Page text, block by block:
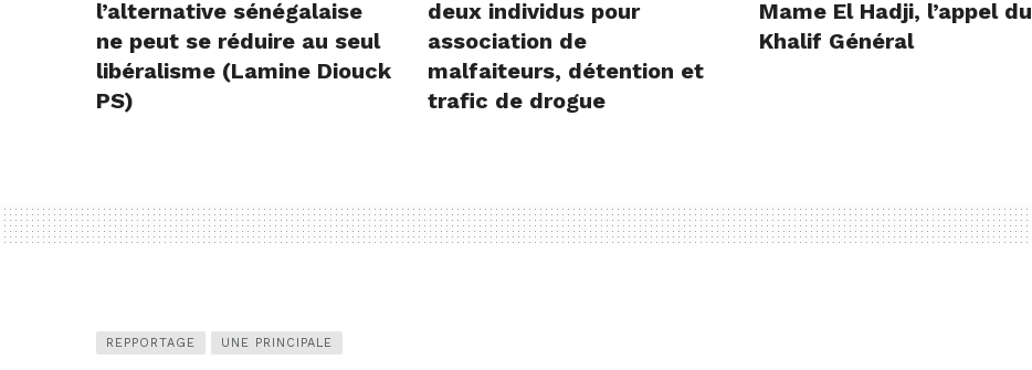
l’alternative sénégalaise
ne peut se réduire au seul
libéralisme (Lamine Diouck
PS)
deux individus pour
association de
malfaiteurs, détention et
trafic de drogue
Mame El Hadji, l’appel du
Khalif Général
REPPORTAGE UNE PRINCIPALE